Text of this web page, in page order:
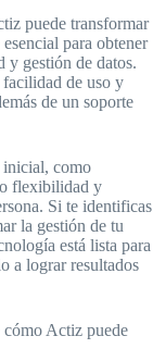
puede transformar
para obtener
y gestión de datos.
de uso y
de un soporte
inicial, como
flexibilidad y
Si te identificas
la gestión de tu
está lista para
a lograr resultados
cómo Actiz puede